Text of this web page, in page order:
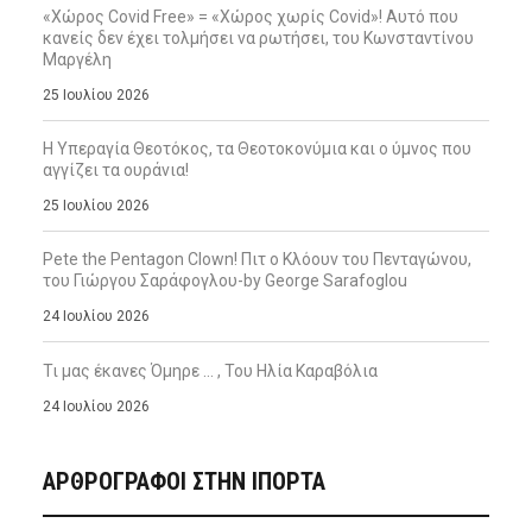
«Χώρος Covid Free» = «Χώρος χωρίς Covid»! Αυτό που
κανείς δεν έχει τολμήσει να ρωτήσει, του Κωνσταντίνου
Μαργέλη
25 Ιουλίου 2026
Η Υπεραγία Θεοτόκος, τα Θεοτοκονύμια και ο ύμνος που
αγγίζει τα ουράνια!
25 Ιουλίου 2026
Pete the Pentagon Clown! Πιτ ο Κλόουν του Πενταγώνου,
του Γιώργου Σαράφογλου-by George Sarafoglou
24 Ιουλίου 2026
Τι μας έκανες Όμηρε … , Του Ηλία Καραβόλια
24 Ιουλίου 2026
ΑΡΘΡΟΓΡΑΦΟΙ ΣΤΗΝ IΠΟΡΤΑ